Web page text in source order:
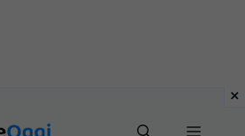
Menu